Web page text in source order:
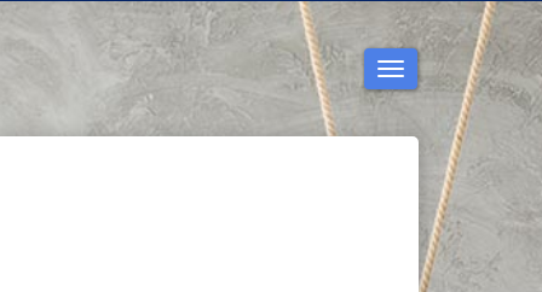
Toggla
navigering